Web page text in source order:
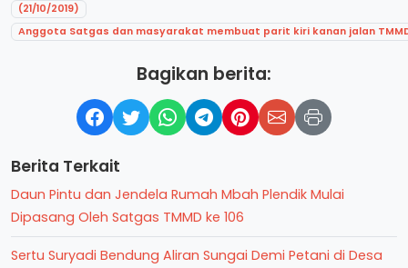
(21/10/2019)
Anggota Satgas dan masyarakat membuat parit kiri kanan jalan
Bagikan berita:
Berita Terkait
Daun Pintu dan Jendela Rumah Mbah Plendik Mulai
Dipasang Oleh Satgas TMMD ke 106
Sertu Suryadi Bendung Aliran Sungai Demi Petani di Desa